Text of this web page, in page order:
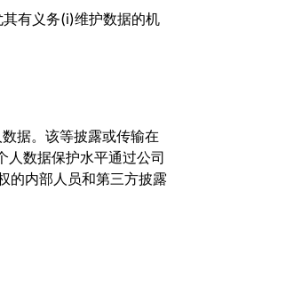
有义务(i)维护数据的机
据。该等披露或传输在
人数据保护水平通过公司
的内部人员和第三方披露